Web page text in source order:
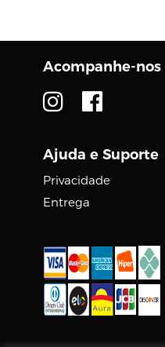
Acompanhe-nos
Ajuda e Suporte
Privacidade
Entrega